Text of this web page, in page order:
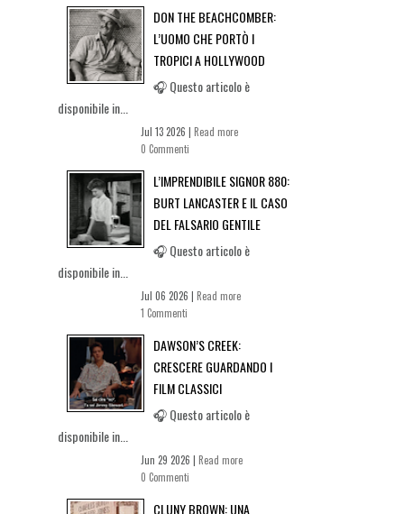
DON THE BEACHCOMBER:
L’UOMO CHE PORTÒ I
TROPICI A HOLLYWOOD
🎧 Questo articolo è
disponibile in...
Jul 13 2026 | Read more
0 Commenti
L’IMPRENDIBILE SIGNOR 880:
BURT LANCASTER E IL CASO
DEL FALSARIO GENTILE
🎧 Questo articolo è
disponibile in...
Jul 06 2026 | Read more
1 Commenti
DAWSON’S CREEK:
CRESCERE GUARDANDO I
FILM CLASSICI
🎧 Questo articolo è
disponibile in...
Jun 29 2026 | Read more
0 Commenti
CLUNY BROWN: UNA